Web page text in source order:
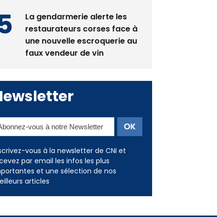
une nouvelle escroquerie au
faux vendeur de vin
vous à la newsletter de CNI et
par email les infos les plus
et une sélection de nos
articles